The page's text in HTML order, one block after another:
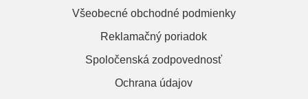
Všeobecné obchodné podmienky
Reklamačný poriadok
Spoločenská zodpovednosť
Ochrana údajov